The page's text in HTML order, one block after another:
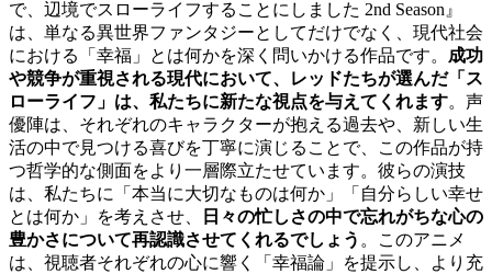
で、辺境でスローライフすることにしました 2nd Season』
は、単なる異世界ファンタジーとしてだけでなく、現代社会
における「幸福」とは何かを深く問いかける作品です。 成功
や競争が重視される現代において、レッドたちが選んだ「ス
ローライフ」は、私たちに新たな視点を与えてくれます。声
優陣は、それぞれのキャラクターが抱える過去や、新しい生
活の中で見つける喜びを丁寧に演じることで、この作品が持
つ哲学的な側面をより一層際立たせています。彼らの演技
は、私たちに「本当に大切なものは何か」「自分らしい幸せ
とは何か」を考えさせ、
日々の忙しさの中で忘れがちな心の
豊かさについて再認識させてくれるでしょう 。このアニメ
は、視聴者それぞれの心に響く「幸福論」を提示し、より充